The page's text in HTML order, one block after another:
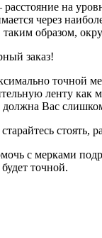
на
через
образом,
заказ!
точной
ленту как
Вас
стоять,
с мерками
точной.